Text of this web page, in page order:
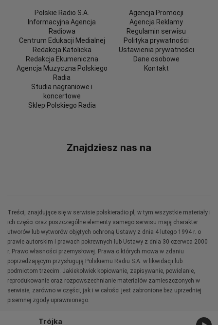
Trójka
Polskie Radio S.A.
Informacyjna Agencja
Radiowa
Centrum Edukacji Medialnej
Redakcja Katolicka
Redakcja Ekumeniczna
Agencja Muzyczna Polskiego
Radia
Studia nagraniowe i
koncertowe
Sklep Polskiego Radia
Agencja Promocji
Agencja Reklamy
Regulamin serwisu
Polityka prywatności
Ustawienia prywatności
Dane osobowe
Kontakt
Znajdziesz nas na
Treści, znajdujące się w serwisie polskieradio.pl, w tym wszystkie materiały i
ich części oraz poszczególne elementy samego serwisu mają charakter
utworów lub wytworów objętych ochroną Ustawy z dnia 4 lutego 1994 r. o
prawie autorskim i prawach pokrewnych lub Ustawy z dnia 30 czerwca 2000
r. Prawo własności przemysłowej. Prawa o których mowa w zdaniu
poprzedzającym przysługują Polskiemu Radiu S.A. w likwidacji lub
podmiotom trzecim. Jakiekolwiek kopiowanie, zapisywanie, powielanie,
reprodukowanie oraz rozpowszechnianie materiałów zamieszczonych w
serwisie, zarówno w części, jak i w całości jest zabronione bez uprzedniej
pisemnej zgody uprawnionego.